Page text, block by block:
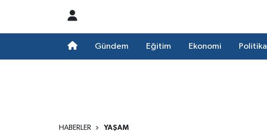
Gündem Eğitim Ekonomi Politika
HABERLER YAŞAM